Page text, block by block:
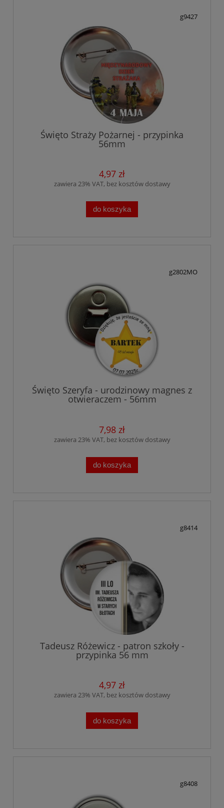
g9427
Święto Straży Pożarnej - przypinka
56mm
4,97 zł
zawiera 23% VAT, bez kosztów dostawy
do koszyka
g2802MO
Święto Szeryfa - urodzinowy magnes z
otwieraczem - 56mm
7,98 zł
zawiera 23% VAT, bez kosztów dostawy
do koszyka
g8414
Tadeusz Różewicz - patron szkoły -
przypinka 56 mm
4,97 zł
zawiera 23% VAT, bez kosztów dostawy
do koszyka
g8408